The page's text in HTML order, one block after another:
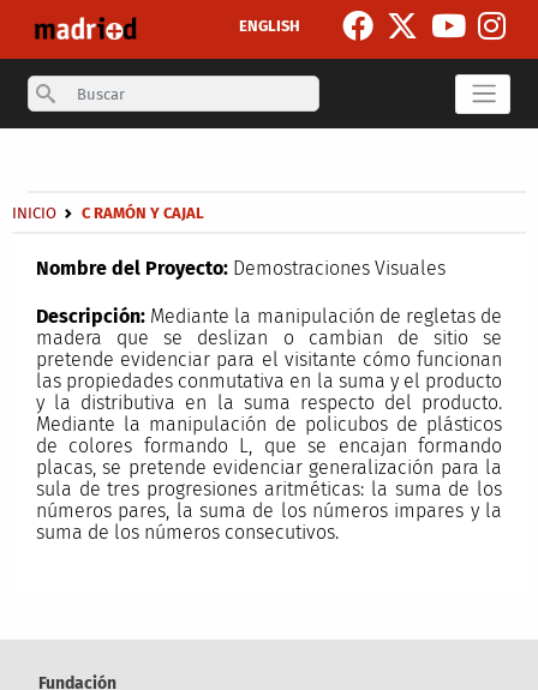
ENGLISH
Search
Sobrescribir enlaces de ayuda a la navegación
INICIO C RAMÓN Y CAJAL
Nombre del Proyecto:Demostraciones Visuales
Descripción:Mediante la manipulación de regletas de
madera que se deslizan o cambian de sitio se
pretende evidenciar para el visitante cómo funcionan
las propiedades conmutativa en la suma y el producto
y la distributiva en la suma respecto del producto.
Mediante la manipulación de policubos de plásticos
de colores formando L, que se encajan formando
placas, se pretende evidenciar generalización para la
sula de tres progresiones aritméticas: la suma de los
números pares, la suma de los números impares y la
suma de los números consecutivos.
Fundación